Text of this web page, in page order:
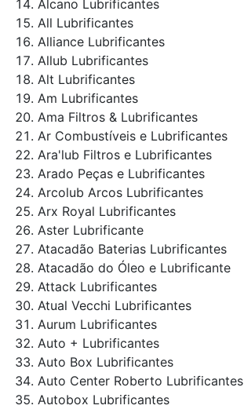
Alcano Lubrificantes
All Lubrificantes
Alliance Lubrificantes
Allub Lubrificantes
Alt Lubrificantes
Am Lubrificantes
Ama Filtros & Lubrificantes
Ar Combustíveis e Lubrificantes
Ara'lub Filtros e Lubrificantes
Arado Peças e Lubrificantes
Arcolub Arcos Lubrificantes
Arx Royal Lubrificantes
Aster Lubrificante
Atacadão Baterias Lubrificantes
Atacadão do Óleo e Lubrificante
Attack Lubrificantes
Atual Vecchi Lubrificantes
Aurum Lubrificantes
Auto + Lubrificantes
Auto Box Lubrificantes
Auto Center Roberto Lubrificantes
Autobox Lubrificantes